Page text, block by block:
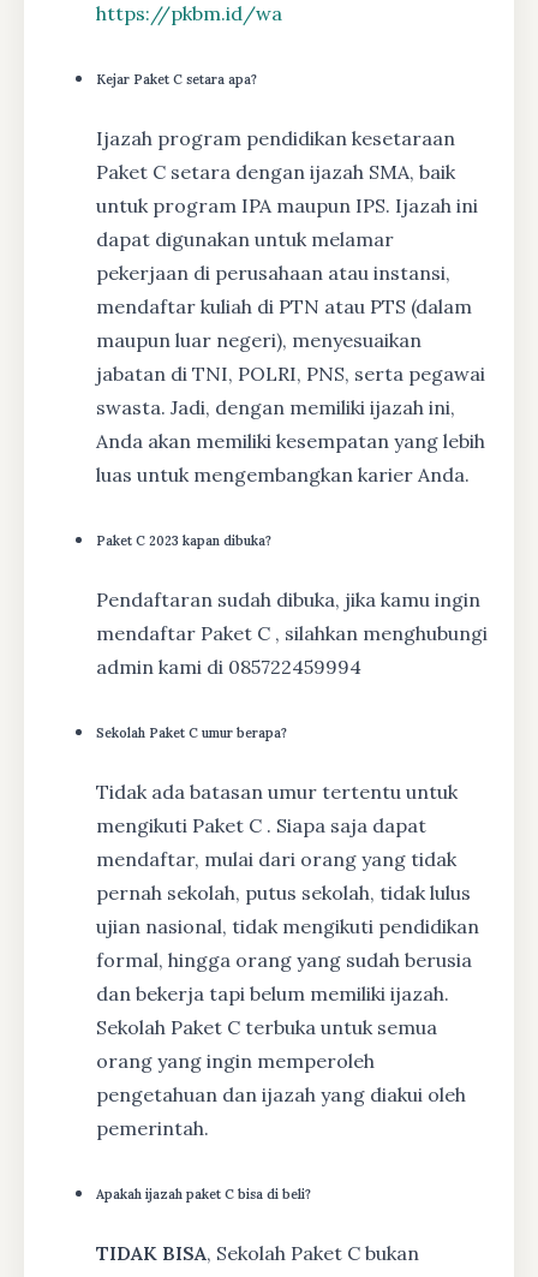
https://pkbm.id/wa
Kejar Paket C setara apa?
Ijazah program pendidikan kesetaraan
Paket C setara dengan ijazah SMA, baik
untuk program IPA maupun IPS. Ijazah ini
dapat digunakan untuk melamar
pekerjaan di perusahaan atau instansi,
mendaftar kuliah di PTN atau PTS (dalam
maupun luar negeri), menyesuaikan
jabatan di TNI, POLRI, PNS, serta pegawai
swasta. Jadi, dengan memiliki ijazah ini,
Anda akan memiliki kesempatan yang lebih
luas untuk mengembangkan karier Anda.
Paket C 2023 kapan dibuka?
Pendaftaran sudah dibuka, jika kamu ingin
mendaftar Paket C , silahkan menghubungi
admin kami di 085722459994
Sekolah Paket C umur berapa?
Tidak ada batasan umur tertentu untuk
mengikuti Paket C . Siapa saja dapat
mendaftar, mulai dari orang yang tidak
pernah sekolah, putus sekolah, tidak lulus
ujian nasional, tidak mengikuti pendidikan
formal, hingga orang yang sudah berusia
dan bekerja tapi belum memiliki ijazah.
Sekolah Paket C terbuka untuk semua
orang yang ingin memperoleh
pengetahuan dan ijazah yang diakui oleh
pemerintah.
Apakah ijazah paket C bisa di beli?
TIDAK BISA, Sekolah Paket C bukan